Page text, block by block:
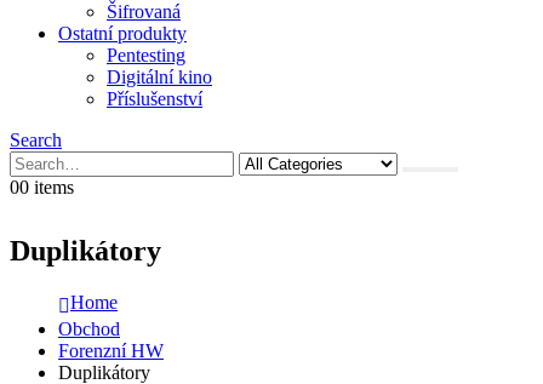
Šifrovaná
Ostatní produkty
Pentesting
Digitální kino
Příslušenství
Search
00 items
Duplikátory
Home
Obchod
Forenzní HW
Duplikátory